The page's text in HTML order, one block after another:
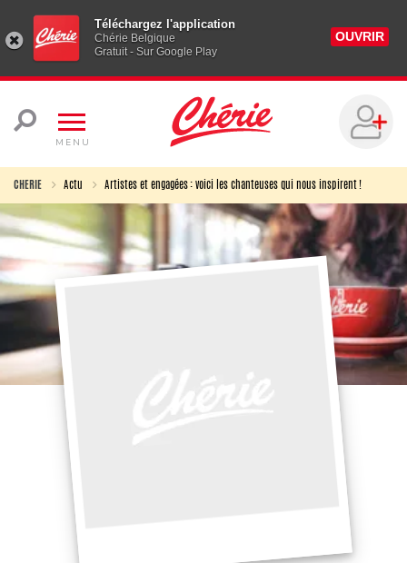
Téléchargez l'application
Chérie Belgique
Gratuit - Sur Google Play
OUVRIR
MENU
CHERIE Actu Artistes et engagées : voici les chanteuses qui nous inspirent !